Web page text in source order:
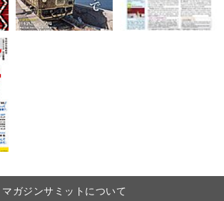
マガジンサミットについて